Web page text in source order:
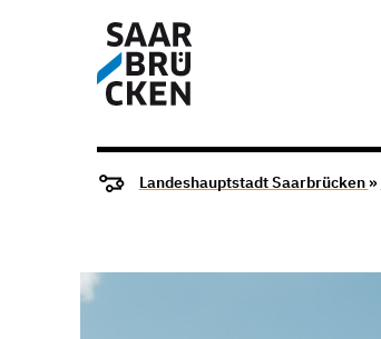
Landeshauptstadt Saarbrücken »